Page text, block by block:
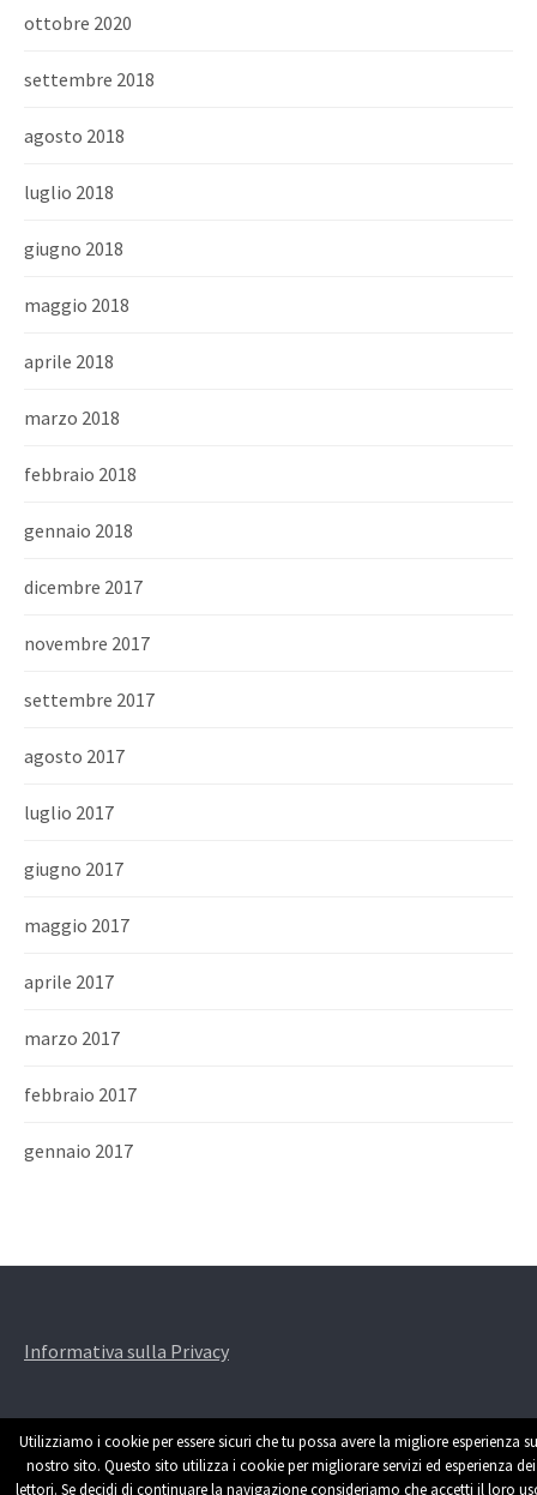
ottobre 2020
settembre 2018
agosto 2018
luglio 2018
giugno 2018
maggio 2018
aprile 2018
marzo 2018
febbraio 2018
gennaio 2018
dicembre 2017
novembre 2017
settembre 2017
agosto 2017
luglio 2017
giugno 2017
maggio 2017
aprile 2017
marzo 2017
febbraio 2017
gennaio 2017
Informativa sulla Privacy
Utilizziamo i cookie per essere sicuri che tu possa avere la migliore esperienza
nostro sito. Questo sito utilizza i cookie per migliorare servizi ed esperienza dei
lettori. Se decidi di continuare la navigazione consideriamo che accetti il loro